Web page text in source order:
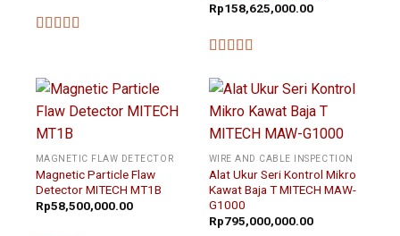
Rp158,625,000.00
MAGNETIC FLAW DETECTOR
Magnetic Particle Flaw
Detector MITECH MT1B
Rp58,500,000.00
WIRE AND CABLE INSPECTION
Alat Ukur Seri Kontrol Mikro
Kawat Baja T MITECH MAW-
G1000
Rp795,000,000.00